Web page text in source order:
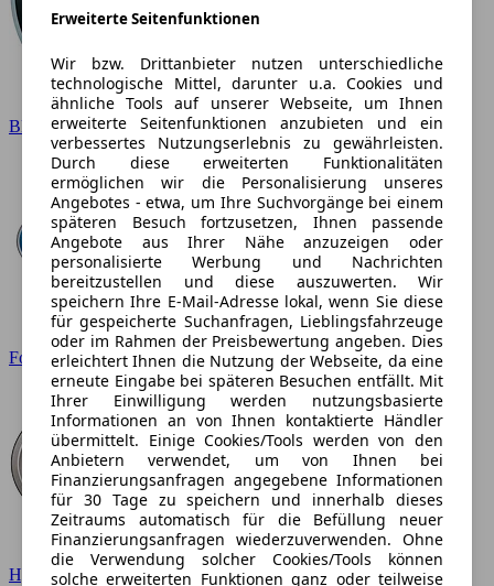
BMW
Ford
Hyundai
Erweiterte Seitenfunktionen
Wir bzw. Drittanbieter nutzen unterschiedliche
technologische Mittel, darunter u.a. Cookies und
ähnliche Tools auf unserer Webseite, um Ihnen
erweiterte Seitenfunktionen anzubieten und ein
verbessertes Nutzungserlebnis zu gewährleisten.
Durch diese erweiterten Funktionalitäten
ermöglichen wir die Personalisierung unseres
Angebotes - etwa, um Ihre Suchvorgänge bei einem
späteren Besuch fortzusetzen, Ihnen passende
Angebote aus Ihrer Nähe anzuzeigen oder
personalisierte Werbung und Nachrichten
bereitzustellen und diese auszuwerten. Wir
speichern Ihre E-Mail-Adresse lokal, wenn Sie diese
für gespeicherte Suchanfragen, Lieblingsfahrzeuge
oder im Rahmen der Preisbewertung angeben. Dies
erleichtert Ihnen die Nutzung der Webseite, da eine
erneute Eingabe bei späteren Besuchen entfällt. Mit
Ihrer Einwilligung werden nutzungsbasierte
Informationen an von Ihnen kontaktierte Händler
übermittelt. Einige Cookies/Tools werden von den
Anbietern verwendet, um von Ihnen bei
Finanzierungsanfragen angegebene Informationen
für 30 Tage zu speichern und innerhalb dieses
Zeitraums automatisch für die Befüllung neuer
Finanzierungsanfragen wiederzuverwenden. Ohne
die Verwendung solcher Cookies/Tools können
solche erweiterten Funktionen ganz oder teilweise